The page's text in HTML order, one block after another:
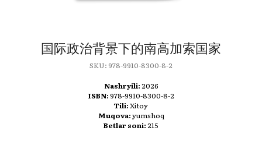
国际政治背景下的南高加索国家
SKU:978-9910-8300-8-2
Nashryili:2026
ISBN:978-9910-8300-8-2
Tili:Xitoy
Muqova:yumshoq
Betlar soni:215